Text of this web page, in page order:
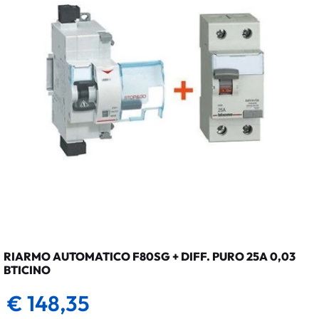
RIARMO AUTOMATICO F80SG + DIFF. PURO 25A 0,03
BTICINO
€ 148,35